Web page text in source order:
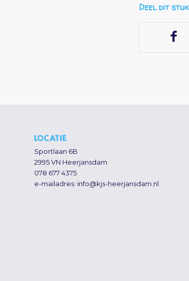
Deel dit stuk
LOCATIE
Sportlaan 6B
2995 VN Heerjansdam
078 677 4375
e-mailadres: info@kjs-heerjansdam.nl